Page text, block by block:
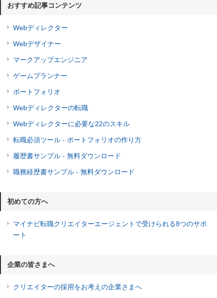
おすすめ記事コンテンツ
Webディレクター
Webデザイナー
マークアップエンジニア
ゲームプランナー
ポートフォリオ
Webディレクターの転職
Webディレクターに必要な22のスキル
転職必須ツール - ポートフォリオの作り方
履歴書サンプル - 無料ダウンロード
職務経歴書サンプル - 無料ダウンロード
初めての方へ
マイナビ転職クリエイターエージェントで受けられる8つのサポ
ート
企業の皆さまへ
クリエイターの採用をお考えの企業さまへ